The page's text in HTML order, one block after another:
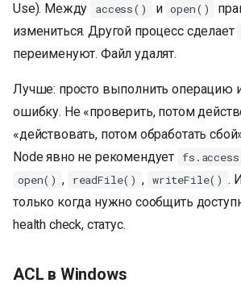
Use). Между
access() и open()
измениться. Другой процесс сделает
переименуют. Файл удалят.
Лучше: просто выполнить операцию
ошибку. Не «проверить, потом
«действовать, потом обработать
Node явно не рекомендует
open() , readFile() , writeFile() .
только когда нужно сообщить
health check, статус.
ACL в Windows